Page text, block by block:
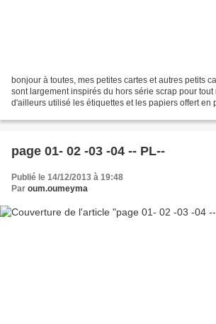
bonjour à toutes, mes petites cartes et autres petits
sont largement inspirés du hors série scrap pour tout
d'ailleurs utilisé les étiquettes et les papiers offert en
page 01- 02 -03 -04 -- PL--
Publié le 14/12/2013 à 19:48
Par oum.oumeyma